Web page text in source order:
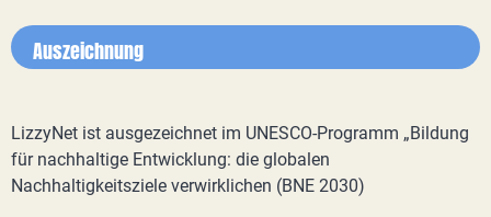
Auszeichnung
LizzyNet ist ausgezeichnet im UNESCO-Programm „Bildung
für nachhaltige Entwicklung: die globalen
Nachhaltigkeitsziele verwirklichen (BNE 2030)